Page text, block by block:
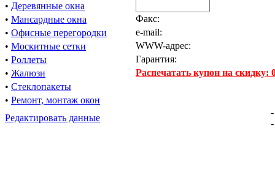
• Деревянные окна
• Мансардные окна
• Офисные перегородки
• Москитные сетки
• Роллеты
• Жалюзи
• Стеклопакеты
• Ремонт, монтаж окон
Факс:
e-mail:
WWW-адрес:
Гарантия:
Распечатать купон на скидку:
Редактировать данные
-
-